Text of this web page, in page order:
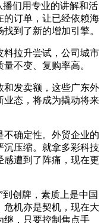
们用专业的讲解和活
的订单，让已经依赖海
到了新的增加引擎。
拉升尝试，公司城市
不变、复购率高。
发卖额，这些广东外
业态，将成为撬动将来
确定性。外贸企业的
沉压缩。就拿多彩科技
遭到了阵痛，现在更
创牌，素质上是中国
机亦是契机，现在大
继，只要控制焦点手